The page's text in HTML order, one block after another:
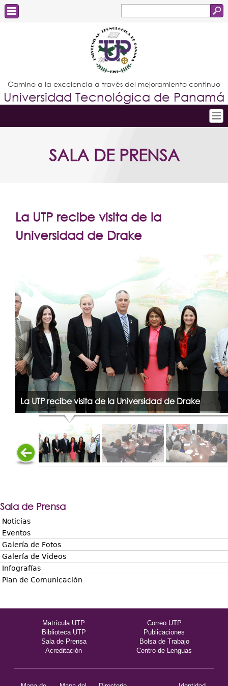
de
búsqueda
Estudiantes
Docentes
Administrativos
Graduados
Camino a la excelencia a través del mejoramiento continuo
Universidad Tecnológica de Panamá
Conoce la UTP
Postgrados
Extensión
Internacional
Transparencia
SALA DE PRENSA
La UTP recibe visita de la
Universidad de Drake
La UTP recibe visita de la Universidad de Drake
Sala de Prensa
Noticias
Eventos
Galería de Fotos
Galería de Videos
Infografías
Plan de Comunicación
Matrícula UTP
Correo UTP
Biblioteca UTP
Publicaciones
Sala de Prensa
Bolsa de Trabajo
Acreditación
Centro de Lenguas